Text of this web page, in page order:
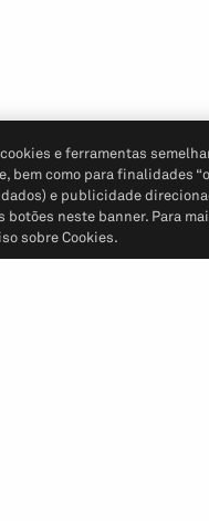
e ferramentas
bem como para finalidades
e publicidade
neste banner. Para
sobre Cookies.